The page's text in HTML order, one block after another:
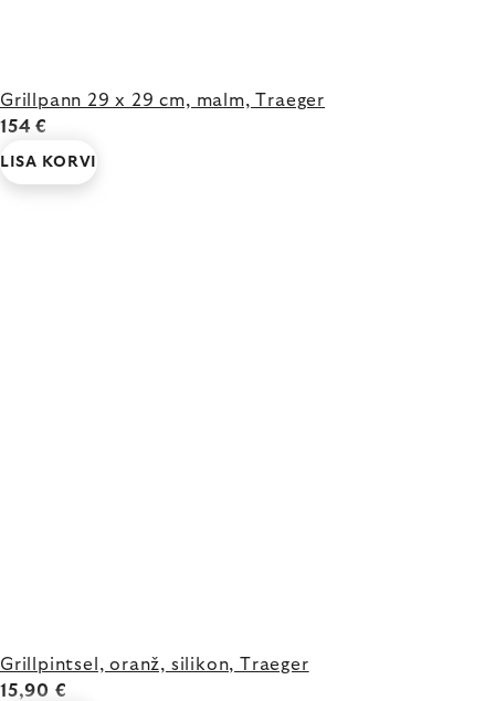
Grillpann 29 x 29 cm, malm, Traeger
154 €
LISA KORVI
Grillpintsel, oranž, silikon, Traeger
15,90 €